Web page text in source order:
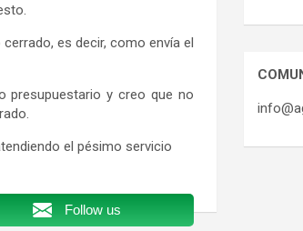
es decir, como envía el
presupuestario y creo que no
el pésimo servicio
Follow us